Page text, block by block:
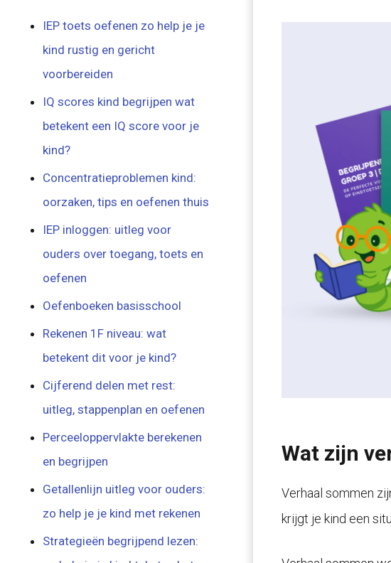
Wat zijn
Verhaal sommen
krijgt je kind een
IEP toets oefenen zo help je je
kind rustig en gericht
voorbereiden
IQ scores kind begrijpen wat
betekent een IQ score voor je
kind?
Concentratieproblemen kind:
oorzaken, tips en oefenen thuis
IEP inloggen: uitleg voor
ouders over toegang, toets en
oefenen
Oefenboeken basisschool
Rekenen 1F niveau: wat
betekent dit voor je kind?
Cijferend delen met rest:
uitleg, stappenplan en oefenen
Perceeloppervlakte berekenen
en begrijpen
Getallenlijn uitleg voor ouders:
zo help je je kind met rekenen
Strategieën begrijpend lezen: